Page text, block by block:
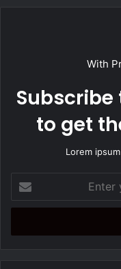
With
to get
Lorem
t
r